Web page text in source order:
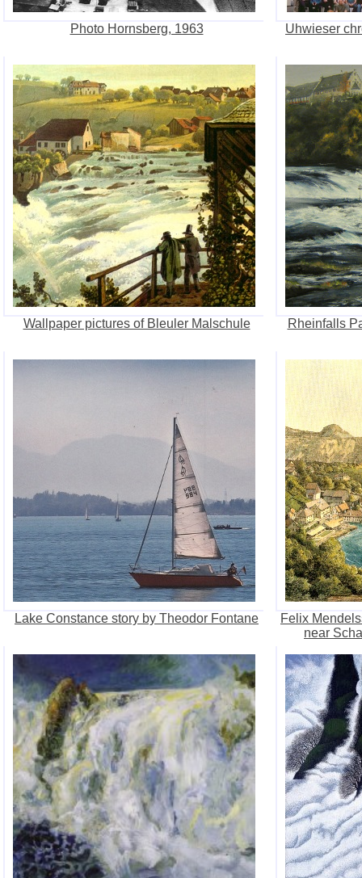
Photo Hornsberg, 1963 Uhwieser
Wallpaper pictures of Bleuler Malschule Rheinfalls
Lake Constance story by Theodor Fontane
Felix
near